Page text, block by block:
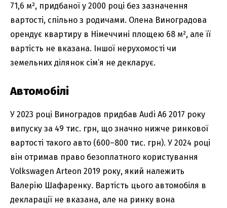
71,6 м², придбаної у 2000 році без зазначення
вартості, спільно з родичами. Олена Виноградова
орендує квартиру в Німеччині площею 68 м², але її
вартість не вказана. Іншої нерухомості чи
земельних ділянок сім’я не декларує.
Автомобілі
У 2023 році Виноградов придбав Audi A6 2017 року
випуску за 49 тис. грн, що значно нижче ринкової
вартості такого авто (600–800 тис. грн). У 2024 році
він отримав право безоплатного користування
Volkswagen Arteon 2019 року, який належить
Валерію Шафаренку. Вартість цього автомобіля в
декларації не вказана, але на ринку вона